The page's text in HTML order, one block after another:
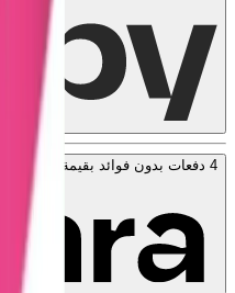
4 دفعات بدون فوائد بقيمة SAR